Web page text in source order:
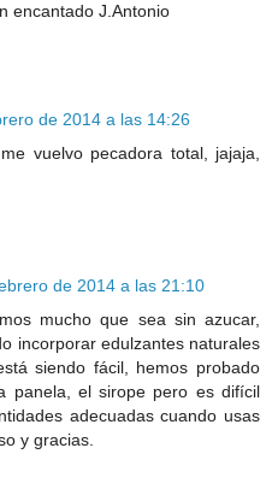
encantado J.Antonio
de 2014 a las 14:26
vuelvo pecadora total, jajaja,
de 2014 a las 21:10
mucho que sea sin azucar,
incorporar edulzantes naturales
siendo fácil, hemos probado
panela, el sirope pero es difícil
adecuadas cuando usas
y gracias.